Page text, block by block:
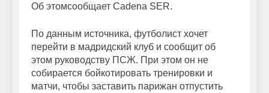
Об этомсообщает Cadena SER.
По данным источника, футболист хочет
перейти в мадридский клуб и сообщит об
этом руководству ПСЖ. При этом он не
собирается бойкотировать тренировки и
матчи, чтобы заставить парижан отпустить